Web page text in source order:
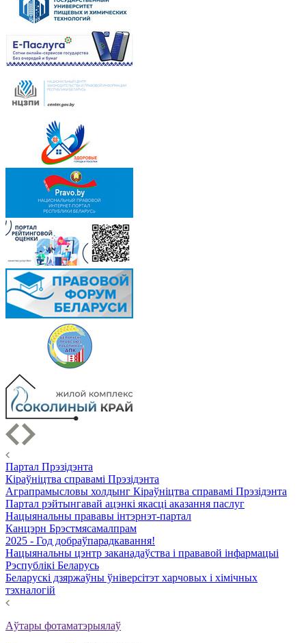
Партал Прэзідэнта
Кіраўніцтва справамі Прэзідэнта
Аграпрамысловы холдынг Кіраўніцтва справамі Прэзідэнта
Партал рэйтынгавай ацэнкі якасці аказання паслуг
Нацыянальны прававы інтэрнэт-партал
Канцэрн Брэстмясамалпрам
2025 - Год добраўпарадкавання!
Нацыянальны цэнтр заканадаўства і прававой інфармацыі
Рэспублікі Беларусь
Беларускі дзяржаўны ўніверсітэт харчовых і хімічных
тэхналогій
Аўтары фотаматэрыялаў